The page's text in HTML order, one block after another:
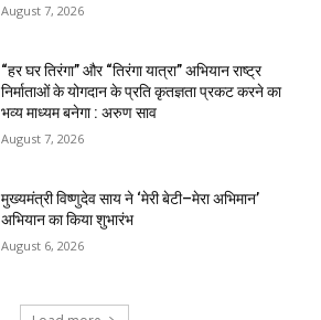
August 7, 2026
“हर घर तिरंगा” और “तिरंगा यात्रा” अभियान राष्ट्र
निर्माताओं के योगदान के प्रति कृतज्ञता प्रकट करने का
भव्य माध्यम बनेगा : अरुण साव
August 7, 2026
मुख्यमंत्री विष्णुदेव साय ने ‘मेरी बेटी–मेरा अभिमान’
अभियान का किया शुभारंभ
August 6, 2026